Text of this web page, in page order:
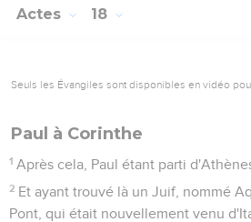
Actes 18
Seuls les Évangiles sont disponibles en vidéo
Paul à Corinthe
1 Après cela, Paul étant parti
2 Et ayant trouvé là un Juif, nommé
Pont, qui était nouvellement venu